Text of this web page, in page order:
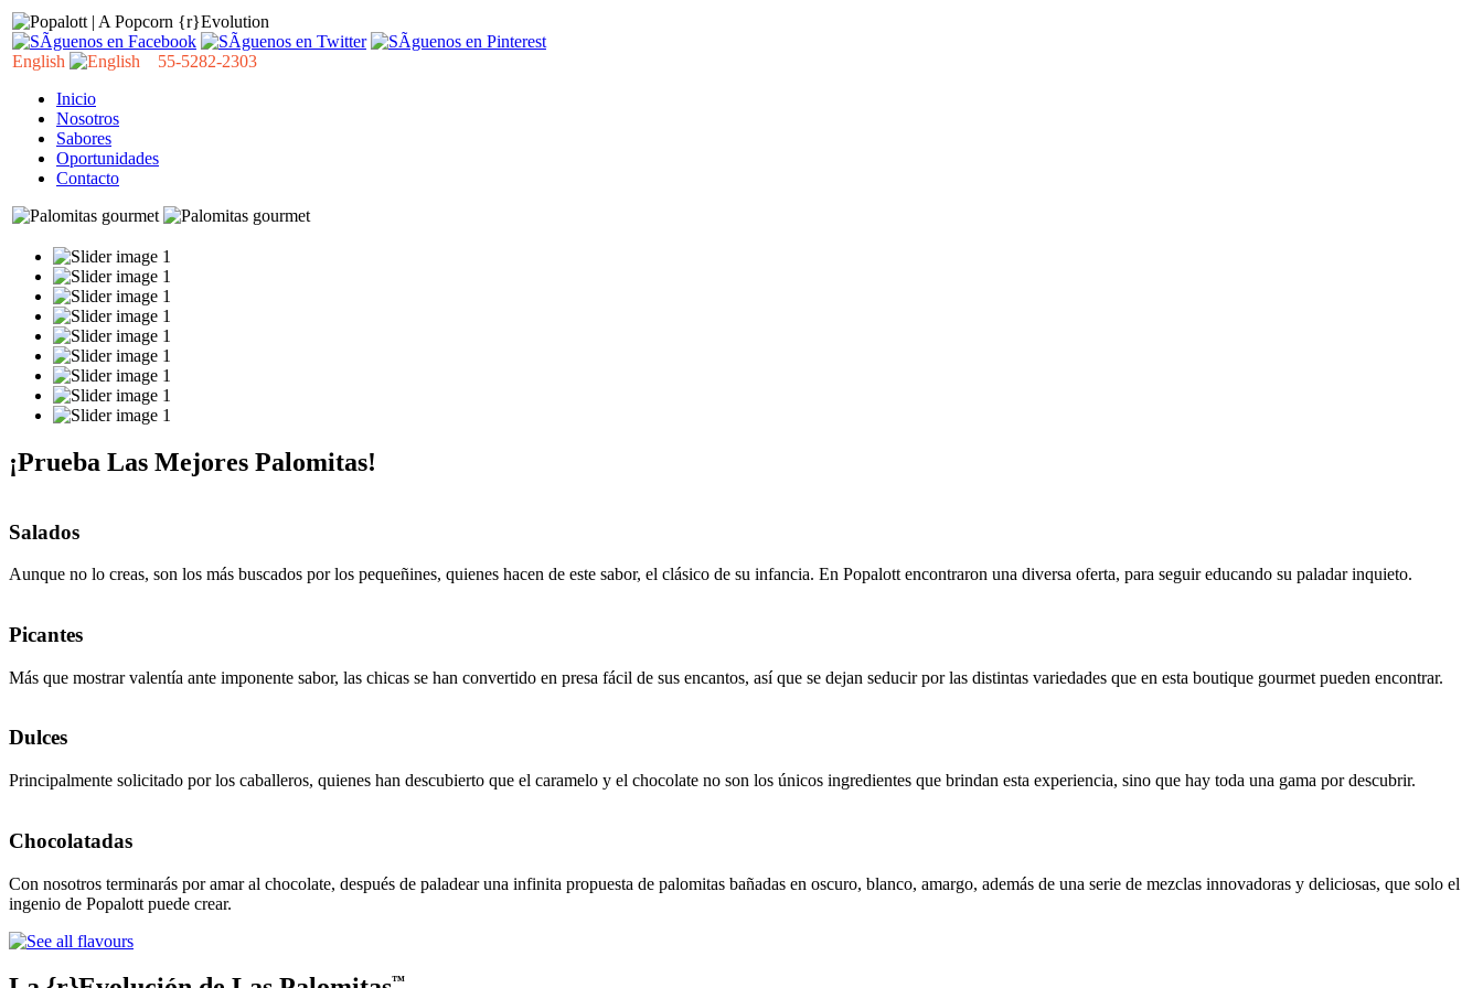
English
55-5282-2303
Inicio
Nosotros
Sabores
Oportunidades
Contacto
¡Prueba Las Mejores Palomitas!
Salados
Aunque no lo creas, son los más buscados por los pequeñines, quienes hacen de este sabor, el clásico de su infancia. En Popalott encontraron una diversa oferta, para seguir educando su paladar inquieto.
Picantes
Más que mostrar valentía ante imponente sabor, las chicas se han convertido en presa fácil de sus encantos, así que se dejan seducir por las distintas variedades que en esta boutique gourmet pueden encontrar.
Dulces
Principalmente solicitado por los caballeros, quienes han descubierto que el caramelo y el chocolate no son los únicos ingredientes que brindan esta experiencia, sino que hay toda una gama por descubrir.
Chocolatadas
Con nosotros terminarás por amar al chocolate, después de paladear una infinita propuesta de palomitas bañadas en oscuro, blanco, amargo, además de una serie de mezclas innovadoras y deliciosas, que solo el
ingenio de Popalott puede crear.
™